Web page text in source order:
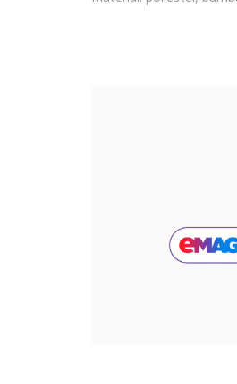
627382-48_199068